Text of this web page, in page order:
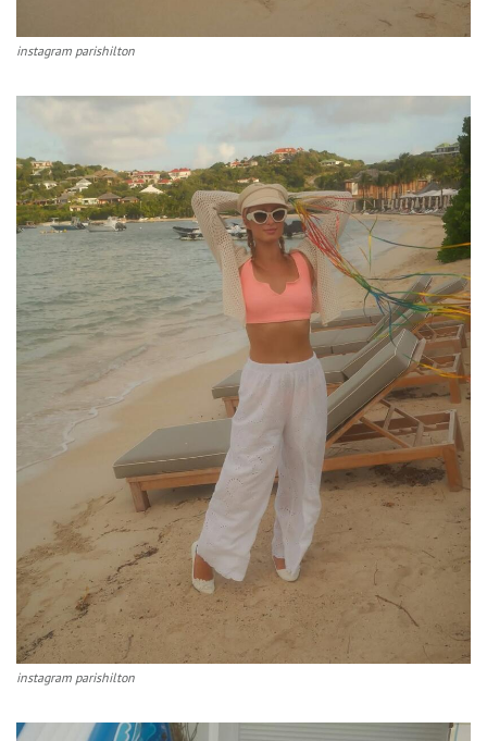
instagram parishilton
instagram parishilton